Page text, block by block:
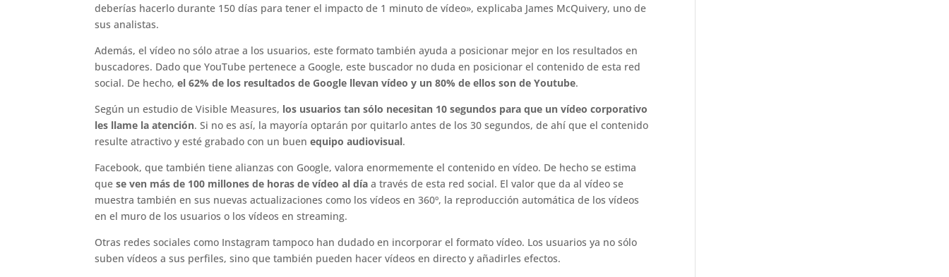
deberías hacerlo durante 150 días para tener el impacto de 1 minuto de vídeo», explicaba James McQuivery, uno de
sus analistas.
Además, el vídeo no sólo atrae a los usuarios, este formato también ayuda a posicionar mejor en los resultados en
buscadores. Dado que YouTube pertenece a Google, este buscador no duda en posicionar el contenido de esta red
social. De hecho,el 62% de los resultados de Google llevan vídeo y un 80% de ellos son de Youtube.
Según un estudio de Visible Measures, los usuarios tan sólo necesitan 10 segundos para que un vídeo corporativo
les llame la atención. Si no es así, la mayoría optarán por quitarlo antes de los 30 segundos, de ahí que el contenido
resulte atractivo y esté grabado con un buenequipo audiovisual.
Facebook, que también tiene alianzas con Google, valora enormemente el contenido en vídeo. De hecho se estima
quese ven más de 100 millones de horas de vídeo al día a través de esta red social. El valor que da al vídeo se
muestra también en sus nuevas actualizaciones como los vídeos en 360º, la reproducción automática de los vídeos
en el muro de los usuarios o los vídeos en streaming.
Otras redes sociales como Instagram tampoco han dudado en incorporar el formato vídeo. Los usuarios ya no sólo
suben vídeos a sus perfiles, sino que también pueden hacer vídeos en directo y añadirles efectos.